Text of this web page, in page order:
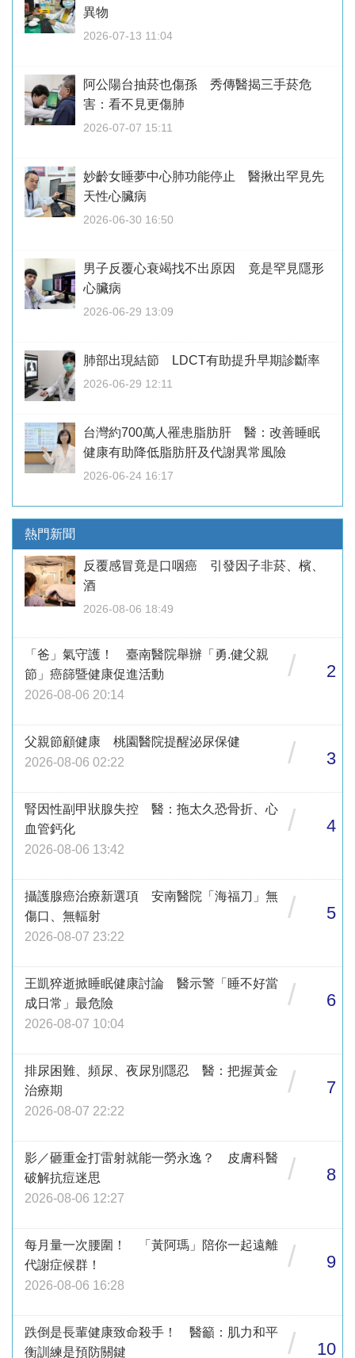
異物
2026-07-13 11:04
阿公陽台抽菸也傷孫 秀傳醫揭三手菸危
害：看不見更傷肺
2026-07-07 15:11
妙齡女睡夢中心肺功能停止 醫揪出罕見先
天性心臟病
2026-06-30 16:50
男子反覆心衰竭找不出原因 竟是罕見隱形
心臟病
2026-06-29 13:09
肺部出現結節 LDCT有助提升早期診斷率
2026-06-29 12:11
台灣約700萬人罹患脂肪肝 醫：改善睡眠
健康有助降低脂肪肝及代謝異常風險
2026-06-24 16:17
熱門新聞
反覆感冒竟是口咽癌 引發因子非菸、檳、
酒
2026-08-06 18:49
「爸」氣守護！ 臺南醫院舉辦「勇.健父親
節」癌篩暨健康促進活動
2026-08-06 20:14
/ 2
父親節顧健康 桃園醫院提醒泌尿保健
2026-08-06 02:22
/ 3
腎因性副甲狀腺失控 醫：拖太久恐骨折、心
血管鈣化
2026-08-06 13:42
/ 4
攝護腺癌治療新選項 安南醫院「海福刀」無
傷口、無輻射
2026-08-07 23:22
/ 5
王凱猝逝掀睡眠健康討論 醫示警「睡不好當
成日常」最危險
2026-08-07 10:04
/ 6
排尿困難、頻尿、夜尿別隱忍 醫：把握黃金
治療期
2026-08-07 22:22
/ 7
影／砸重金打雷射就能一勞永逸？ 皮膚科醫
破解抗痘迷思
2026-08-06 12:27
/ 8
每月量一次腰圍！ 「黃阿瑪」陪你一起遠離
代謝症候群！
2026-08-06 16:28
/ 9
跌倒是長輩健康致命殺手！ 醫籲：肌力和平
衡訓練是預防關鍵
/ 10